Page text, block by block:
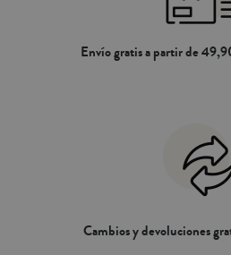
Envío gratis a partir de
Cambios y devoluciones